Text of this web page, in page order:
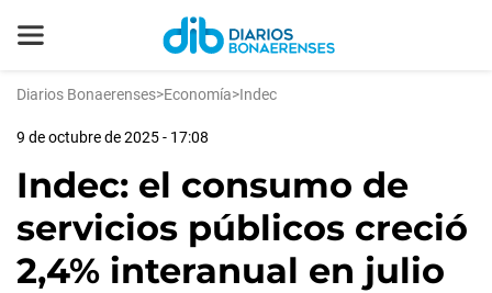
Diarios Bonaerenses>Economía>Indec
9 de octubre de 2025 - 17:08
Indec: el consumo de
servicios públicos creció
2,4% interanual en julio